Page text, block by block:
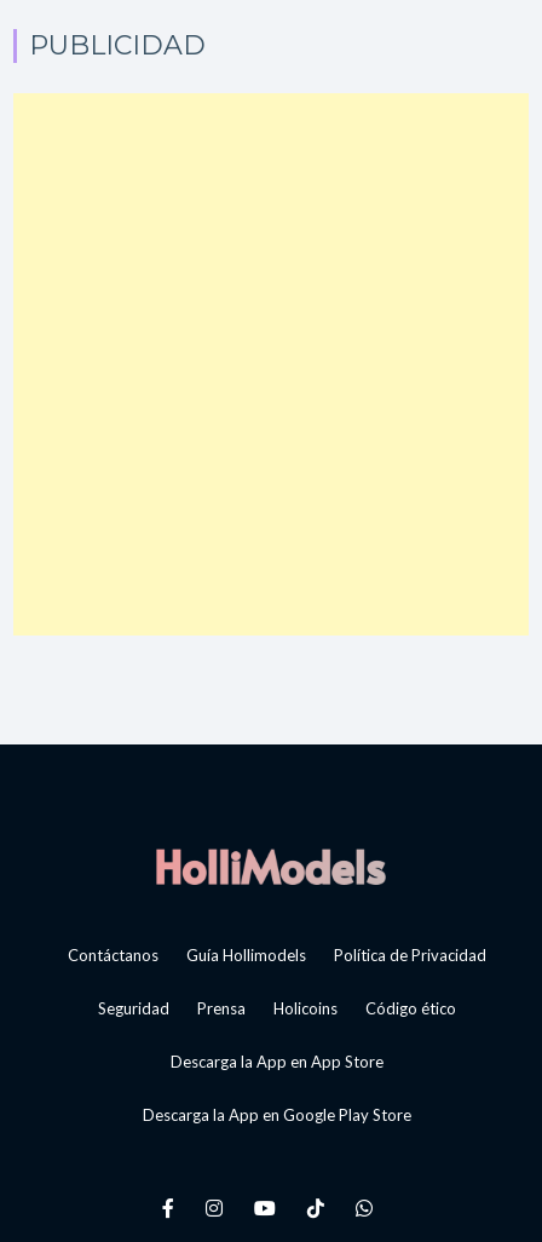
PUBLICIDAD
Contáctanos Guía Hollimodels Política de Privacidad
Seguridad Prensa Holicoins Código ético
Descarga la App en App Store
Descarga la App en Google Play Store